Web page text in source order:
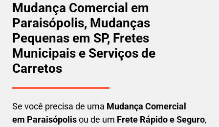
Mudança Comercial em
Paraisópolis, Mudanças
Pequenas em SP, Fretes
Municipais e Serviços de
Carretos
Se você precisa de uma Mudança Comercial
em Paraisópolisou de um Frete Rápido e Seguro,